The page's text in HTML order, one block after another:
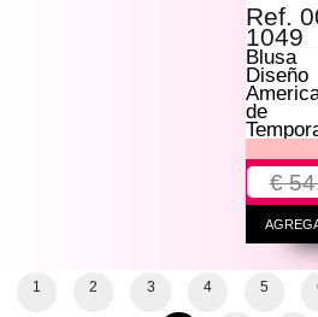
Ref.
1049
Blusa
Diseño
de
€
1 2 3 4 5